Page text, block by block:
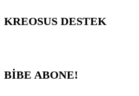
KREOSUS DESTEK
BİBE ABONE!